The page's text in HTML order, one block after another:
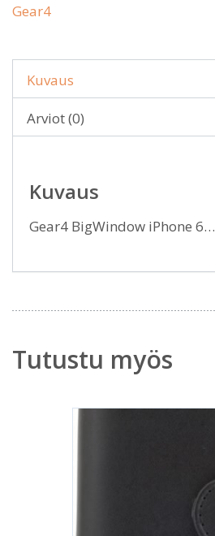
Gear4
Kuvaus
Arviot (0)
Kuvaus
Gear4 BigWindow iPhone 6…
Tutustu myös